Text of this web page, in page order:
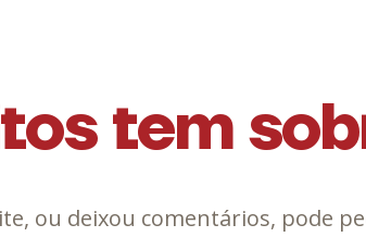
tem
ou deixou comentários, pode